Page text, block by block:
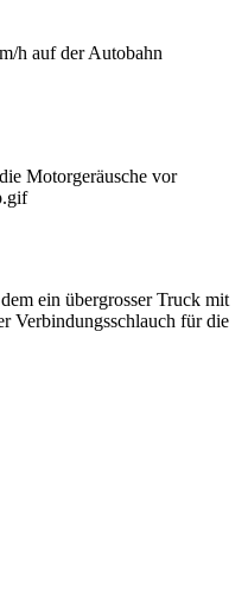
h auf der Autobahn
Motorgeräusche vor
ein übergrosser Truck mit
Verbindungsschlauch für die